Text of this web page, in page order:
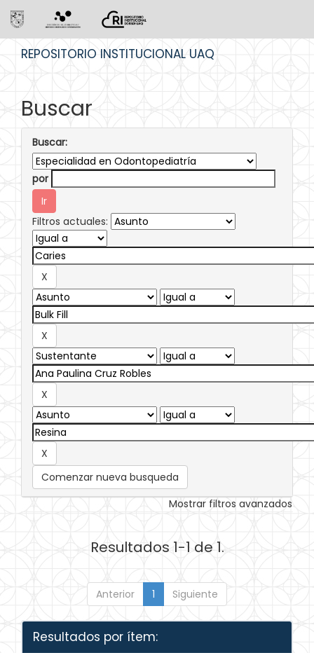
REPOSITORIO INSTITUCIONAL UAQ
Buscar
Buscar:
por
Filtros actuales:
Comenzar nueva busqueda
Mostrar filtros avanzados
Resultados 1-1 de 1.
Anterior 1 Siguiente
Resultados por ítem: